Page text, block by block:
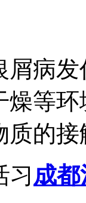
屑病
燥等
质的接
习成